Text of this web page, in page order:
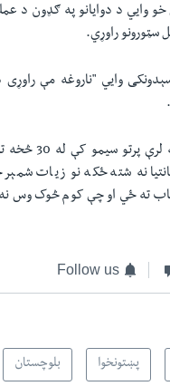
وایي د دوایانو په ګډون د
سټورونو راوړي.
وایي "ناروغه مې
نه شته ځکه نو زيات
ته ځي او چې کوم څوک وس
Follow us
پښتونخوا بلوچستان